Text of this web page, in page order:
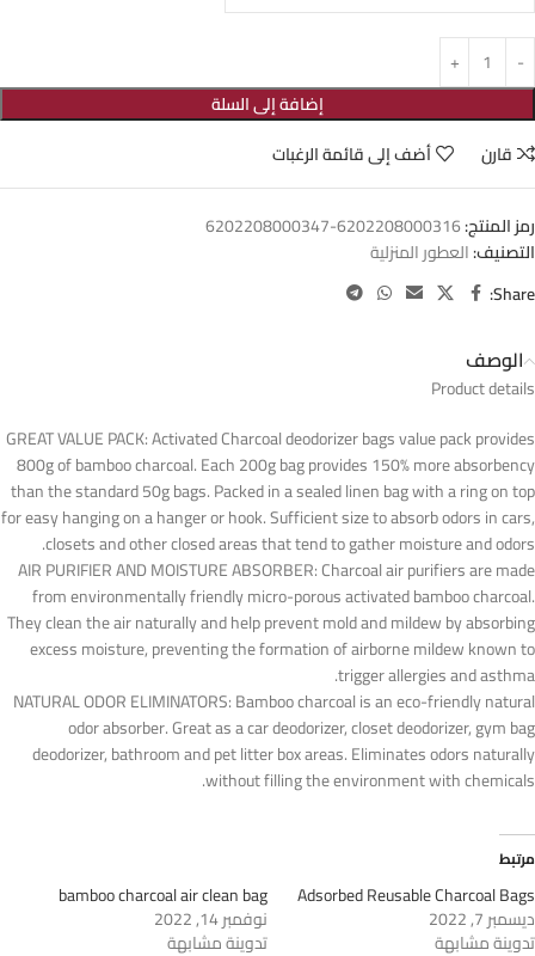
إضافة إلى السلة
قارن
أضف إلى قائمة الرغبات
رمز المنتج:6202208000316-6202208000347
التصنيف:العطور المنزلية
Share:
الوصف
Product details
GREAT VALUE PACK: Activated Charcoal deodorizer bags value pack provides
800g of bamboo charcoal. Each 200g bag provides 150% more absorbency
than the standard 50g bags. Packed in a sealed linen bag with a ring on top
for easy hanging on a hanger or hook. Sufficient size to absorb odors in cars,
closets and other closed areas that tend to gather moisture and odors.
AIR PURIFIER AND MOISTURE ABSORBER: Charcoal air purifiers are made
from environmentally friendly micro-porous activated bamboo charcoal.
They clean the air naturally and help prevent mold and mildew by absorbing
excess moisture, preventing the formation of airborne mildew known to
trigger allergies and asthma.
NATURAL ODOR ELIMINATORS: Bamboo charcoal is an eco-friendly natural
odor absorber. Great as a car deodorizer, closet deodorizer, gym bag
deodorizer, bathroom and pet litter box areas. Eliminates odors naturally
without filling the environment with chemicals.
مرتبط
Adsorbed Reusable Charcoal Bags
ديسمبر 7, 2022
تدوينة مشابهة
bamboo charcoal air clean bag
نوفمبر 14, 2022
تدوينة مشابهة